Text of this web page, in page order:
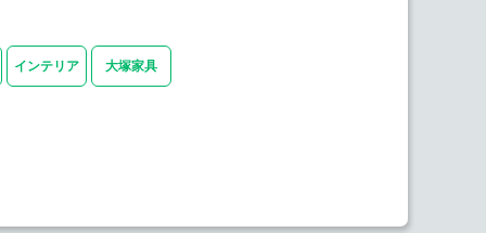
インテリア 大塚家具